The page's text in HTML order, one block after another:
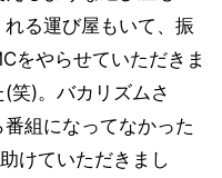
る運び屋もいて、振
をやらせていただきま
笑)。バカリズムさ
組になってなかった
けていただきまし